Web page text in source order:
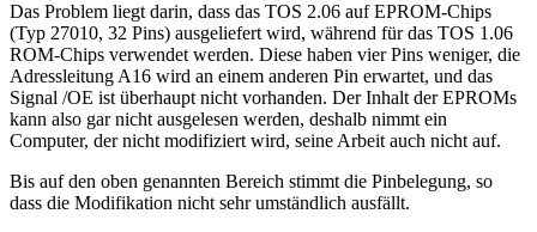
Das Problem liegt darin, dass das TOS 2.06 auf EPROM-Chips
(Typ 27010, 32 Pins) ausgeliefert wird, während für das TOS 1.06
ROM-Chips verwendet werden. Diese haben vier Pins weniger, die
Adressleitung A16 wird an einem anderen Pin erwartet, und das
Signal /OE ist überhaupt nicht vorhanden. Der Inhalt der EPROMs
kann also gar nicht ausgelesen werden, deshalb nimmt ein
Computer, der nicht modifiziert wird, seine Arbeit auch nicht auf.
Bis auf den oben genannten Bereich stimmt die Pinbelegung, so
dass die Modifikation nicht sehr umständlich ausfällt.